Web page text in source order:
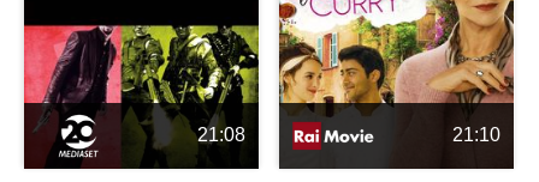
21:08 21:10